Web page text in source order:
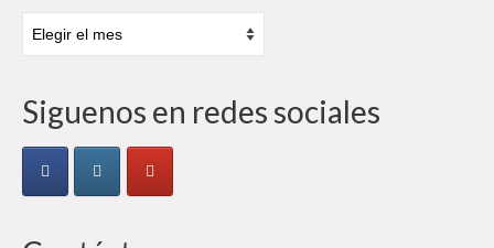
Siguenos en redes sociales